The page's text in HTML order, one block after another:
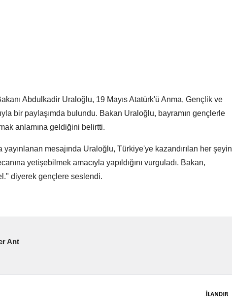
Abdulkadir Uraloğlu, 19 Mayıs Atatürk'ü Anma, Gençlik ve
bir paylaşımda bulundu. Bakan Uraloğlu, bayramın gençlerle
anlamına geldiğini belirtti.
mesajında Uraloğlu, Türkiye'ye kazandırılan her şeyin
yetişebilmek amacıyla yapıldığını vurguladı. Bakan,
diyerek gençlere seslendi.
Ant